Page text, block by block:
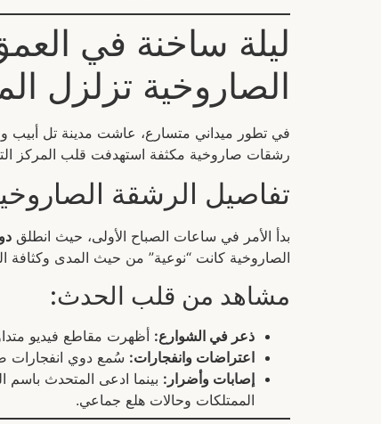
ليلة ساخنة في
الصاروخية تزلزل
في تطور ميداني متسارع، عاشت مدينة تل أبيب
رشقات صاروخية مكثفة استهدفت قلب المركز
تفاصيل الرشقة
بدأ الأمر في ساعات الصباح الأولى، حيث انطلق
الصاروخية كانت “نوعية” من حيث المدى وكثافة
مشاهد من قلب الحدث:
ذعر في الشوارع: أظهرت مقاطع فيديو
اعتراضات وانفجارات: سُمع دوي انفجارات
إصابات وأضرار: بينما ادعى المتحدث
الممتلكات وحالات هلع جماعي.